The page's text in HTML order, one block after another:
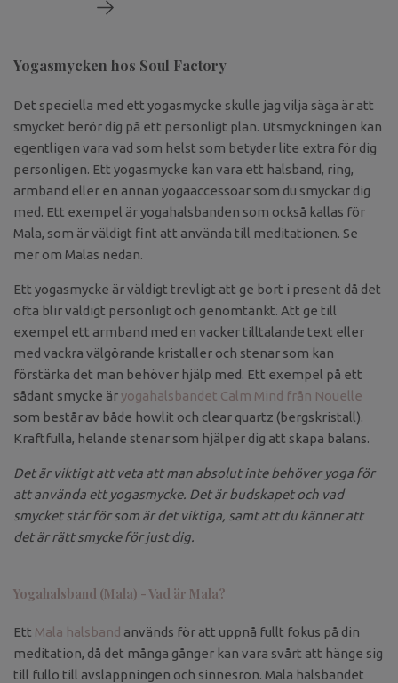
Yogasmycken hos Soul Factory
Det speciella med ett yogasmycke skulle jag vilja säga är att
smycket berör dig på ett personligt plan. Utsmyckningen kan
egentligen vara vad som helst som betyder lite extra för dig
personligen. Ett yogasmycke kan vara ett halsband, ring,
armband eller en annan yogaaccessoar som du smyckar dig
med. Ett exempel är yogahalsbanden som också kallas för
Mala, som är väldigt fint att använda till meditationen. Se
mer om Malas nedan.
Ett yogasmycke är väldigt trevligt att ge bort i present då det
ofta blir väldigt personligt och genomtänkt. Att ge till
exempel ett armband med en vacker tilltalande text eller
med vackra välgörande kristaller och stenar som kan
förstärka det man behöver hjälp med. Ett exempel på ett
sådant smycke äryogahalsbandet Calm Mind från Nouelle
som består av både howlit och clear quartz (bergskristall).
Kraftfulla, helande stenar som hjälper dig att skapa balans.
Det är viktigt att veta att man absolut inte behöver yoga för
att använda ett yogasmycke. Det är budskapet och vad
smycket står för som är det viktiga, samt att du känner att
det är rätt smycke för just dig.
Yogahalsband (Mala) - Vad är Mala?
Ett Mala halsband används för att uppnå fullt fokus på din
meditation, då det många gånger kan vara svårt att hänge sig
till fullo till avslappningen och sinnesron. Mala halsbandet